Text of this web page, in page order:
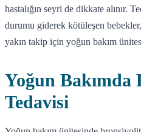
hastalığın seyri de dikkate alınır.
durumu giderek kötüleşen
yakın takip için yoğun bakım
Yoğun Bakımda
Tedavisi